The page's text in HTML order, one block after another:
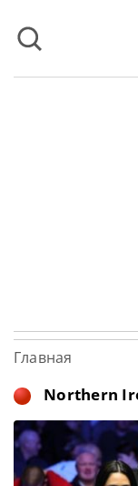
Главная
Northern